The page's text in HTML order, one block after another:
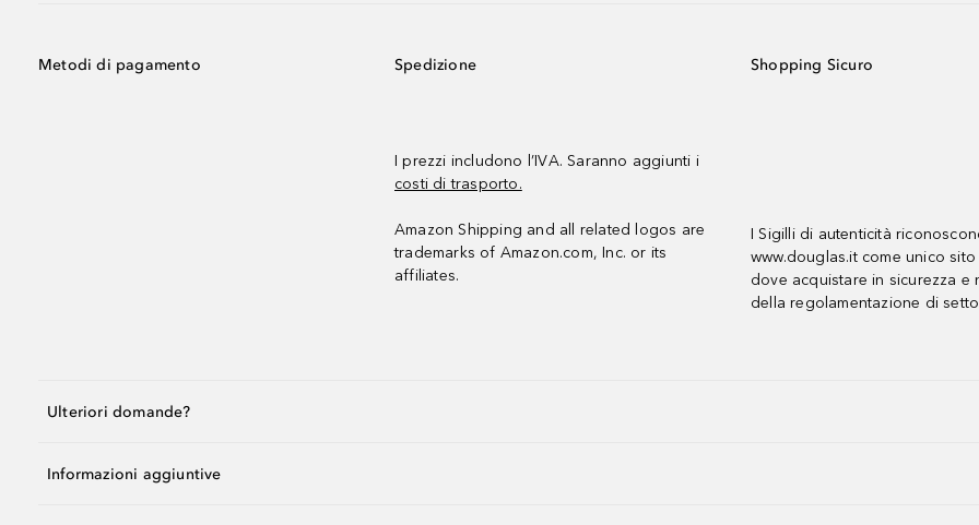
Metodi di pagamento Spedizione
I prezzi includono l’IVA. Saranno aggiunti i
costi di trasporto.
Amazon Shipping and all related logos are
trademarks of Amazon.com, Inc. or its
affiliates.
Shopping Sicuro
I Sigilli di autenticità
www.douglas.it come unico
dove acquistare in sicurezza e
della regolamentazione di
Ulteriori domande?
Informazioni aggiuntive